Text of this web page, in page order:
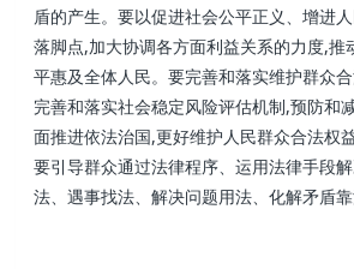
盾的产生。要以促进社会公平正义、增进
落脚点,加大协调各方面利益关系的力度,推
平惠及全体人民。要完善和落实维护群众
完善和落实社会稳定风险评估机制,预防和
面推进依法治国,更好维护人民群众合法权
要引导群众通过法律程序、运用法律手段
法、遇事找法、解决问题用法、化解矛盾靠